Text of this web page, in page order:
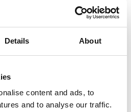
Details About
content and ads, to
and to analyse our traffic.